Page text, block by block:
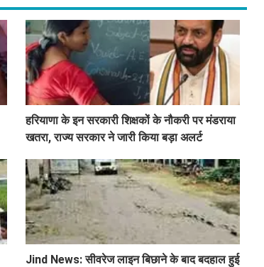
हरियाणा के इन सरकारी शिक्षकों के नौकरी पर मंडराया
खतरा, राज्य सरकार ने जारी किया बड़ा अलर्ट
Jind News: सीवरेज लाइन बिछाने के बाद बदहाल हुई